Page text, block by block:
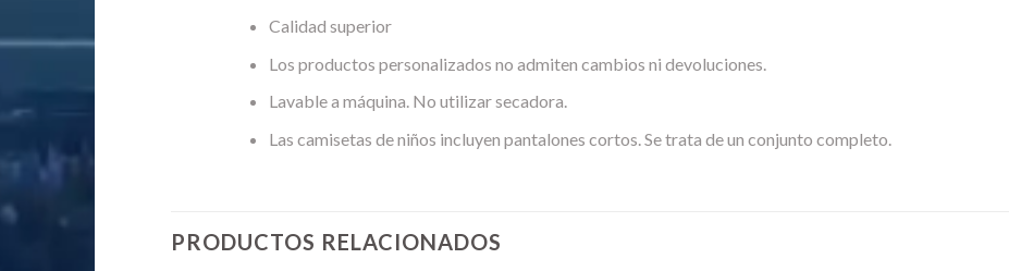
Calidad superior
Los productos personalizados no admiten cambios ni devoluciones.
Lavable a máquina. No utilizar secadora.
Las camisetas de niños incluyen pantalones cortos. Se trata de un conjunto completo.
PRODUCTOS RELACIONADOS